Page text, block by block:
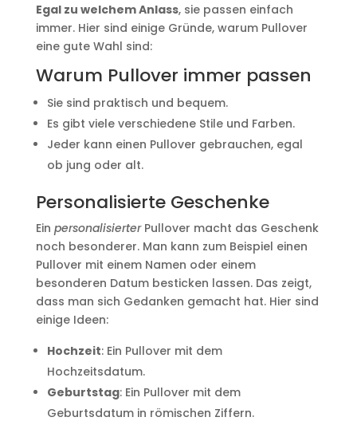
Egal zu welchem Anlass, sie passen einfach
immer. Hier sind einige Gründe, warum Pullover
eine gute Wahl sind:
Warum Pullover immer passen
Sie sind praktisch und bequem.
Es gibt viele verschiedene Stile und Farben.
Jeder kann einen Pullover gebrauchen, egal
ob jung oder alt.
Personalisierte Geschenke
Ein personalisierterPullover macht das Geschenk
noch besonderer. Man kann zum Beispiel einen
Pullover mit einem Namen oder einem
besonderen Datum besticken lassen. Das zeigt,
dass man sich Gedanken gemacht hat. Hier sind
einige Ideen:
Hochzeit: Ein Pullover mit dem
Hochzeitsdatum.
Geburtstag: Ein Pullover mit dem
Geburtsdatum in römischen Ziffern.